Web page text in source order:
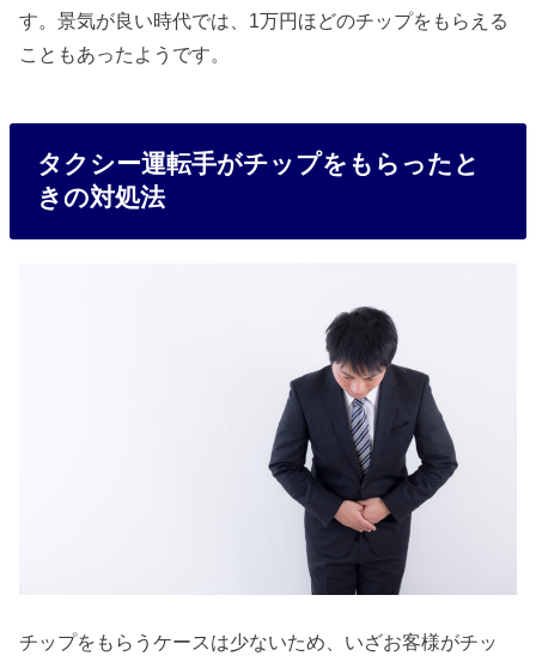
す。景気が良い時代では、1万円ほどのチップをもらえる
こともあったようです。
タクシー運転手がチップをもらったと
きの対処法
チップをもらうケースは少ないため、いざお客様がチッ